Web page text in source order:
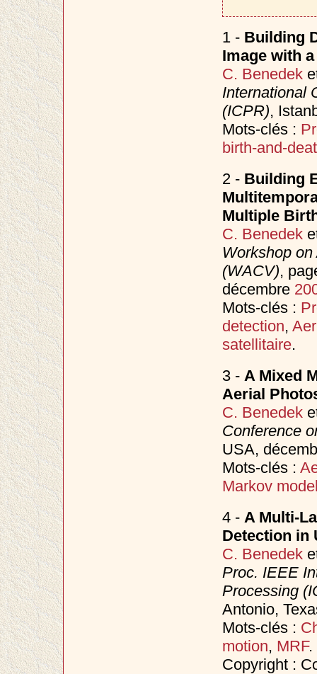
1 - Building
Image with
C. Benedek
International
(ICPR),
Mots-clés :
birth-and-
2 - Building
Multiple
C. Benedek
Workshop
(WACV),
décembre
Mots-clés :
detection,
satellitaire.
3 - A Mixed
Aerial
C. Benedek
Conference
USA,
Mots-clés :
Markov
4 - A Multi-
Detection in
C. Benedek
Proc. IEEE
Processing
Antonio,
Mots-clés :
motion, MRF.
Copyright :